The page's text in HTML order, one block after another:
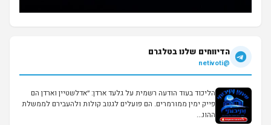
הדיווחים שלנו בטלגרם
@netivoti
הליכוד בעוד הודעה רשמית על גלעד ארדן: ״אדלשטיין וארדן הם
פייק ימין ממורמרים. הם פועלים לגנוב קולות ולהעבירם לממשלת
ההונ...